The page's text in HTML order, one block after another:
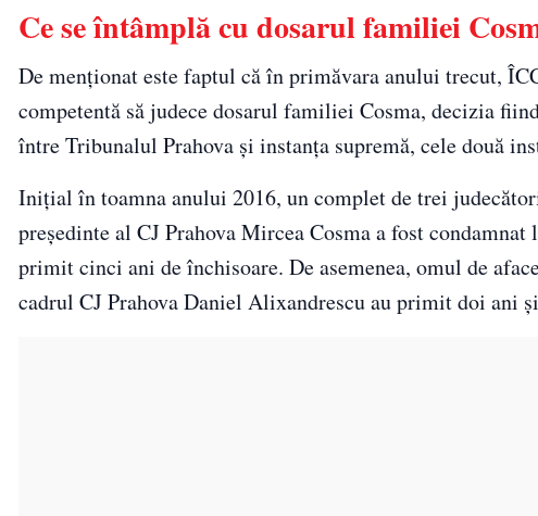
Ce se întâmplă cu dosarul familiei
De menționat este faptul că în primăvara anului trecut,
competentă să judece dosarul familiei Cosma, decizia
între Tribunalul Prahova şi instanţa supremă, cele două
Inițial în toamna anului 2016, un complet de trei
preşedinte al CJ Prahova Mircea Cosma a fost
primit cinci ani de închisoare. De asemenea, omul de
cadrul CJ Prahova Daniel Alixandrescu au primit doi ani